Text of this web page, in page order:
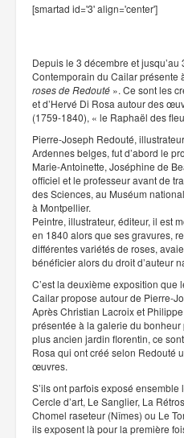
[smartad id='3' align='center']
Depuis le 3 décembre et jusqu’au
Contemporain du Cailar présente
roses de Redouté ». Ce sont les
et d’Hervé Di Rosa autour des
(1759-1840), « le Raphaël des
Pierre-Joseph Redouté,
Ardennes belges, fut d’abord le
Marie-Antoinette, Joséphine de
officiel et le professeur avant de
des Sciences, au Muséum
à Montpellier.
Peintre, illustrateur, éditeur, il est
en 1840 alors que ses gravures,
différentes variétés de roses,
bénéficier alors du droit d’auteur
C’est la deuxième exposition que
Cailar propose autour de Pierre-
Après Christian Lacroix et
présentée à la galerie du
plus ancien jardin florentin, ce
Rosa qui ont créé selon Redouté
œuvres.
S’ils ont parfois exposé
Cercle d’art, Le Sanglier, La
Chomel raseteur (Nîmes) ou Le
ils exposent là pour la première